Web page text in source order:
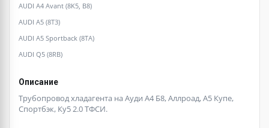
AUDI A4 Avant (8K5, B8)
AUDI A5 (8T3)
AUDI A5 Sportback (8TA)
AUDI Q5 (8RB)
Описание
Трубопровод хладагента на Ауди А4 Б8, Аллроад, А5 Купе,
Спортбэк, Ку5 2.0 ТФСИ.